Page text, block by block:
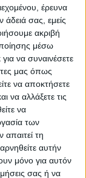
έρευνα
άδειά σας, εμείς
ακριβή
μέσω
να συναινέσετε
μας όπως
να αποκτήσετε
να αλλάξετε τις
να
των
τη
αυτήν
μόνο για αυτόν
σας ή να
50%
κατά
το